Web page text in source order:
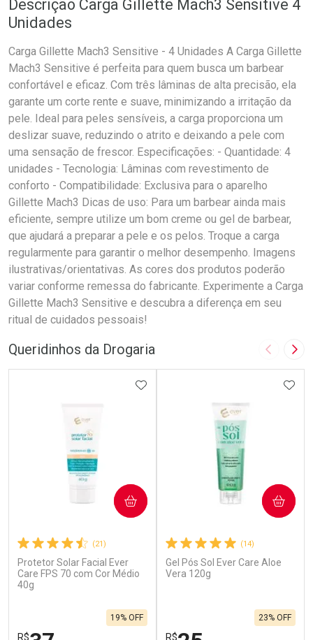
Descrição Carga Gillette Mach3 Sensitive 4
Unidades
Carga Gillette Mach3 Sensitive - 4 Unidades A Carga Gillette
Mach3 Sensitive é perfeita para quem busca um barbear
confortável e eficaz. Com três lâminas de alta precisão, ela
garante um corte rente e suave, minimizando a irritação da
pele. Ideal para peles sensíveis, a carga proporciona um
deslizar suave, reduzindo o atrito e deixando a pele com
uma sensação de frescor. Especificações: - Quantidade: 4
unidades - Tecnologia: Lâminas com revestimento de
conforto - Compatibilidade: Exclusiva para o aparelho
Gillette Mach3 Dicas de uso: Para um barbear ainda mais
eficiente, sempre utilize um bom creme ou gel de barbear,
que ajudará a preparar a pele e os pelos. Troque a carga
regularmente para garantir o melhor desempenho. Imagens
ilustrativas/orientativas. As cores dos produtos poderão
variar conforme remessa do fabricante. Experimente a Carga
Gillette Mach3 Sensitive e descubra a diferença em seu
ritual de cuidados pessoais!
Queridinhos da Drogaria Imagem
(21)
Protetor Solar Facial Ever
Care FPS 70 com Cor Médio
40g
R$
19% OFF
ADICIONAR AOS FAVORITOS
COMPRAR
(14)
Gel Pós Sol Ever Care Aloe
Vera 120g
R$
23% OFF
COMPRAR